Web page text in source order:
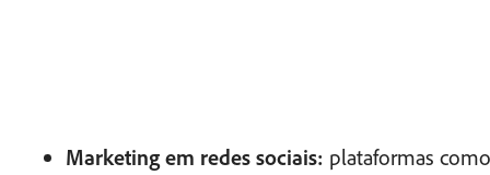
Marketing em redes sociais: plataformas